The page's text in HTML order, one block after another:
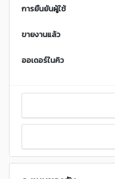
การยืนยันผู้ใช้
ขายงานแล้ว
ออเดอร์ในคิว